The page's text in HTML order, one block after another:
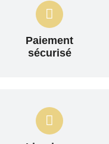
Paiement
sécurisé